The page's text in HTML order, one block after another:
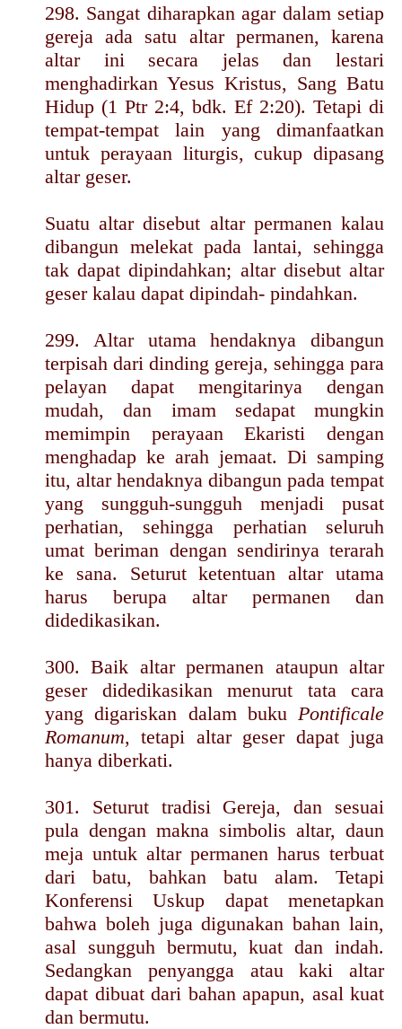
298. Sangat diharapkan agar dalam setiap
gereja ada satu altar permanen, karena
altar ini secara jelas dan lestari
menghadirkan Yesus Kristus, Sang Batu
Hidup (1 Ptr 2:4, bdk. Ef 2:20). Tetapi di
tempat-tempat lain yang dimanfaatkan
untuk perayaan liturgis, cukup dipasang
altar geser.
Suatu altar disebut altar permanen kalau
dibangun melekat pada lantai, sehingga
tak dapat dipindahkan; altar disebut altar
geser kalau dapat dipindah- pindahkan.
299. Altar utama hendaknya dibangun
terpisah dari dinding gereja, sehingga para
pelayan dapat mengitarinya dengan
mudah, dan imam sedapat mungkin
memimpin perayaan Ekaristi dengan
menghadap ke arah jemaat. Di samping
itu, altar hendaknya dibangun pada tempat
yang sungguh-sungguh menjadi pusat
perhatian, sehingga perhatian seluruh
umat beriman dengan sendirinya terarah
ke sana. Seturut ketentuan altar utama
harus berupa altar permanen dan
didedikasikan.
300. Baik altar permanen ataupun altar
geser didedikasikan menurut tata cara
yang digariskan dalam buku Pontificale
Romanum, tetapi altar geser dapat juga
hanya diberkati.
301. Seturut tradisi Gereja, dan sesuai
pula dengan makna simbolis altar, daun
meja untuk altar permanen harus terbuat
dari batu, bahkan batu alam. Tetapi
Konferensi Uskup dapat menetapkan
bahwa boleh juga digunakan bahan lain,
asal sungguh bermutu, kuat dan indah.
Sedangkan penyangga atau kaki altar
dapat dibuat dari bahan apapun, asal kuat
dan bermutu.